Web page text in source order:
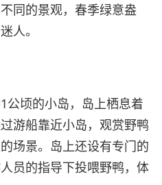
同的景观，春季绿意盎
人。
公顷的小岛，岛上栖息着
游船靠近小岛，观赏野鸭
场景。岛上还设有专门的
员的指导下投喂野鸭，体